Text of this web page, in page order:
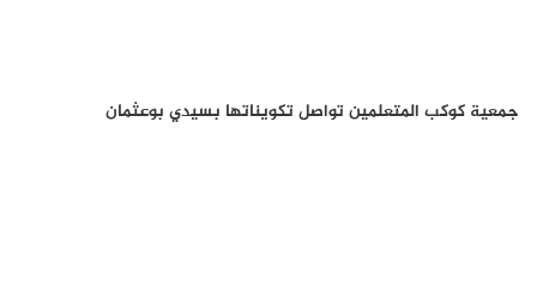
جمعية كوكب المتعلمين تواصل تكويناتها بسيدي بوعثمان